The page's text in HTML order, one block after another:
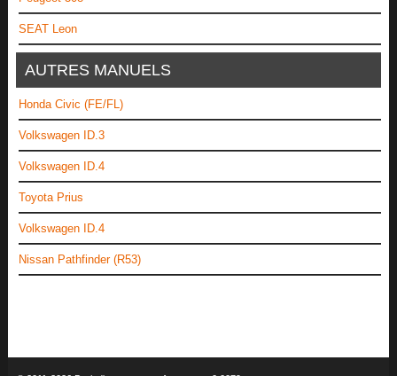
SEAT Leon
AUTRES MANUELS
Honda Civic (FE/FL)
Volkswagen ID.3
Volkswagen ID.4
Toyota Prius
Volkswagen ID.4
Nissan Pathfinder (R53)